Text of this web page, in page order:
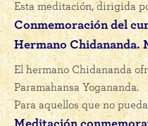
Esta meditación, dirigida
Conmemoración del
Hermano Chidananda.
El hermano Chidananda
Paramahansa Yogananda.
Para aquellos que no